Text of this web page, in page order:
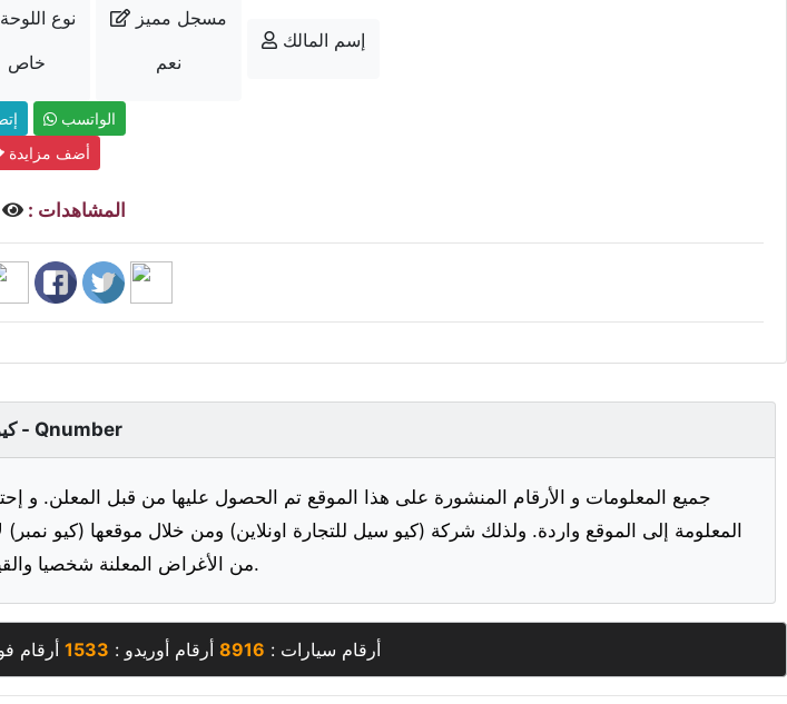
نوع اللوحة
خاص
مسجل مميز
نعم
إسم المالك
الواتسب
أضف مزايدة
المشاهدات :
كيو نمبر - Qnumber
جميع المعلومات و الأرقام المنشورة على هذا الموقع تم الحصول عليها من قبل المعلن. و
المعلومة إلى الموقع واردة. ولذلك شركة (كيو سيل للتجارة اونلاين) ومن خلال موقعها (كيو
من الأغراض المعلنة شخصيا والقيام بالفحص قبل الشراء.
أرقام سيارات : 8916 أرقام أوريدو : 1533 أرقام